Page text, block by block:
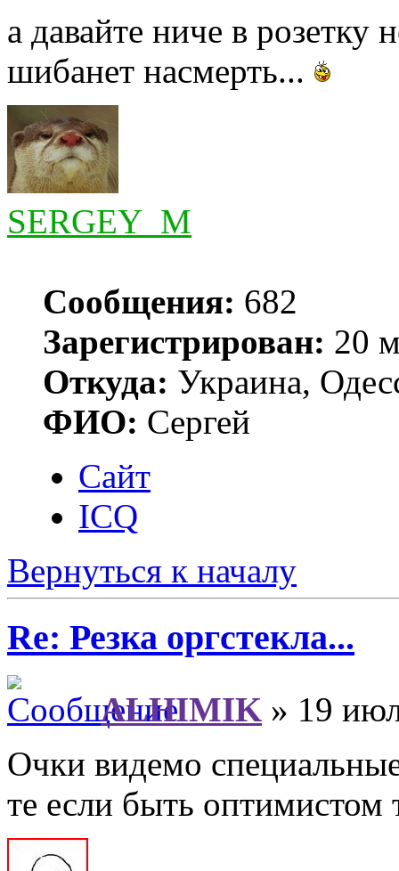
а давайте ниче в розетку
шибанет насмерть...
SERGEY_M
Сообщения: 682
Зарегистрирован: 20
Откуда: Украина,
ФИО: Сергей
Сайт
ICQ
Вернуться к началу
Re: Резка оргстекла...
ALHIMIK » 19
Очки видемо
те если быть